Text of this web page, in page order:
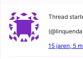
Thread
15 jaren, 5